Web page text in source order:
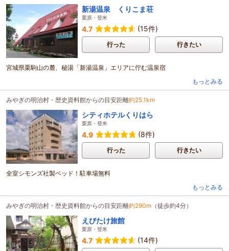
新湯温泉 くりこま荘
栗原・登米
4.7 (15件)
行った 行きたい
宮城県栗駒山の麓、秘湯「新湯温泉」エリアに佇む温泉宿
もっとみる
みやぎの明治村・歴史資料館からの目安距離約25.1km
シティホテルくりはら
栗原・登米
4.9 (8件)
行った 行きたい
全室シモンズ社製ベッド！駐車場無料
もっとみる
みやぎの明治村・歴史資料館からの目安距離約290m （徒歩約4分）
えびたけ旅館
栗原・登米
4.7 (14件)